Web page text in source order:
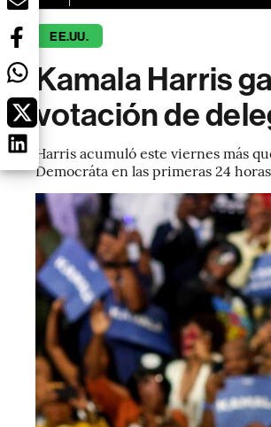
EE.UU.
Kamala Harris
votación de
Harris acumuló este viernes más
Democráta en las primeras 24 horas